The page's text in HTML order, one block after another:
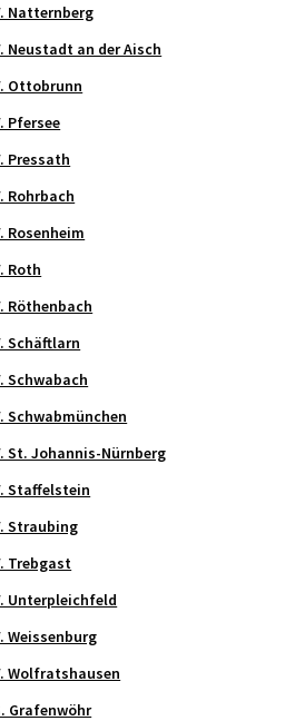
Natternberg
Neustadt an der Aisch
Ottobrunn
Pfersee
Pressath
Rohrbach
Rosenheim
Roth
Röthenbach
Schäftlarn
Schwabach
Schwabmünchen
St. Johannis-Nürnberg
Staffelstein
Straubing
Trebgast
Unterpleichfeld
Weissenburg
Wolfratshausen
Grafenwöhr